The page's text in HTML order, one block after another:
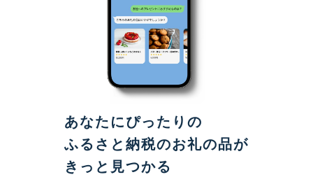
あなたにぴったりの
ふるさと納税のお礼の品が
きっと見つかる